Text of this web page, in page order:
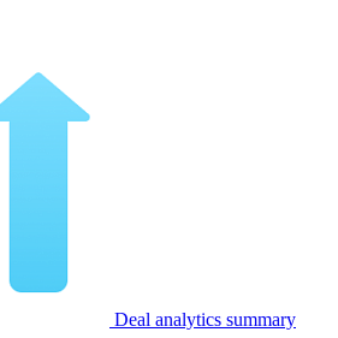
Deal analytics summary